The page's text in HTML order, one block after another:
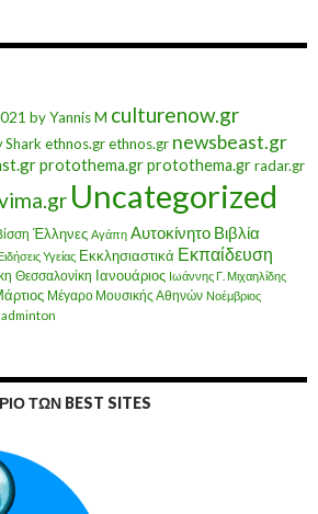
by Yannis M culturenow.gr
Sharkethnos.grethnos.gr newsbeast.gr
protothema.grprotothema.grradar.gr
Uncategorized
Έλληνες Αγάπη Αυτοκίνητο Βιβλία
Υγείας Εκκλησιαστικά Εκπαίδευση
Θεσσαλονίκη Ιανουάριος Ιωάννης Γ. Μιχαηλίδης
Μέγαρο Μουσικής Αθηνών Νοέμβριος
ΤΩΝ BEST SITES